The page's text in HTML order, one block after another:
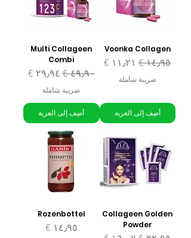
Voonka Collagen
سعر عادي‏١٤٫٩٥ € سعر البيع
ضريبة شاملة
أضِف إلى العربة
Multi Collageen
Combi
سعر عادي‏٤٩٫٩٠ € سعر البيع
ضريبة شاملة
أضِف إلى العربة
Collageen Golden
Powder
Rozenbottel
السعر